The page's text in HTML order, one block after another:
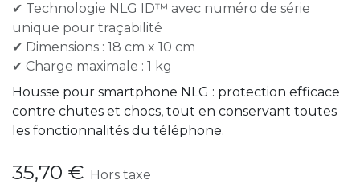
✔ Technologie NLG ID™ avec numéro de série
unique pour traçabilité
✔ Dimensions : 18 cm x 10 cm
✔ Charge maximale : 1 kg
Housse pour smartphone NLG : protection efficace
contre chutes et chocs, tout en conservant toutes
les fonctionnalités du téléphone.
35,70 € Hors taxe